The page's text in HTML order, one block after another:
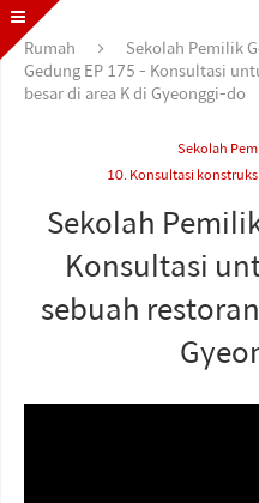
Rumah Sekolah Pemilik
Gedung EP 175 - Konsultasi
besar di area K di Gyeonggi-do
Sekolah
10. Konsultasi
Sekolah
Konsultasi
sebuah